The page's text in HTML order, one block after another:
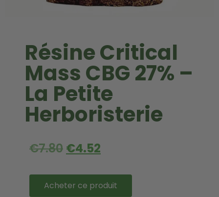
Résine Critical
Mass CBG 27% –
La Petite
Herboristerie
€7.80 €4.52
Acheter ce produit